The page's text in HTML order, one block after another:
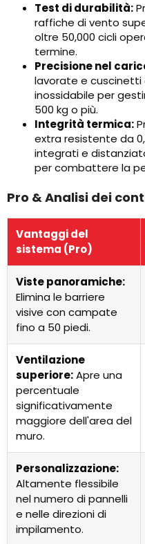
Test di durabilità:
raffiche di vento
oltre 50,000 cicli
termine.
Precisione nel
lavorate e cuscinetti
inossidabile per
500 kg o più.
Integrità termica:
extra resistente da
integrati e
per combattere la
Pro & Analisi dei
Vantaggi del
sistema (Pro)
Viste panoramiche:
Elimina le barriere
visive con campate
fino a 50 piedi.
Ventilazione
superiore:Apre una
percentuale
significativamente
maggiore dell'area del
muro.
Personalizzazione:
Altamente flessibile
nel numero di pannelli
e nelle direzioni di
impilamento.